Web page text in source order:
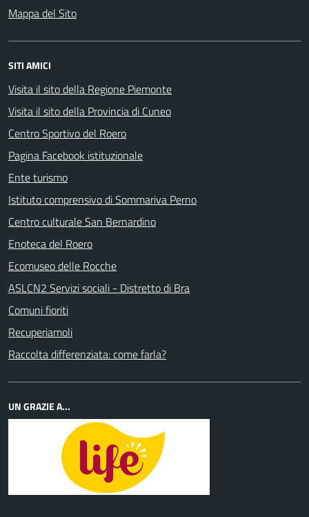
Mappa del Sito
SITI AMICI
Visita il sito della Regione Piemonte
Visita il sito della Provincia di Cuneo
Centro Sportivo del Roero
Pagina Facebook istituzionale
Ente turismo
Istituto comprensivo di Sommariva Perno
Centro culturale San Bernardino
Enoteca del Roero
Ecomuseo delle Rocche
ASLCN2 Servizi sociali - Distretto di Bra
Comuni fioriti
Recuperiamoli
Raccolta differenziata: come farla?
UN GRAZIE A...